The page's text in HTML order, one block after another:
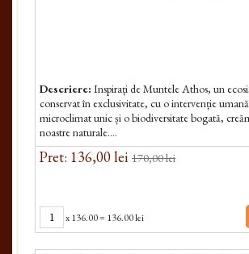
Descriere: Inspirați de Muntele Athos, un
conservat în exclusivitate, cu o intervenție
microclimat unic și o biodiversitate bogată,
noastre naturale....
Pret: 136,00 lei 170,00 lei
x136.00= 136.00 lei